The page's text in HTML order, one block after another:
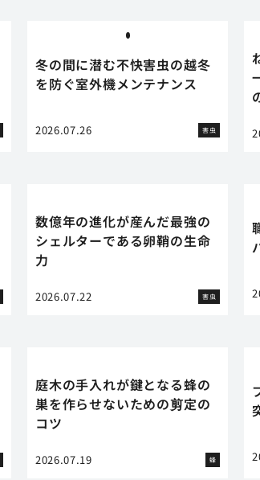
冬の間に潜む不快害虫の越冬
を防ぐ室外機メンテナンス
2026.07.26 害虫
数億年の進化が産んだ最強の
シェルターである卵鞘の生命
力
2026.07.22 害虫
庭木の手入れが鍵となる蜂の
巣を作らせないための剪定の
コツ
2026.07.19 蜂